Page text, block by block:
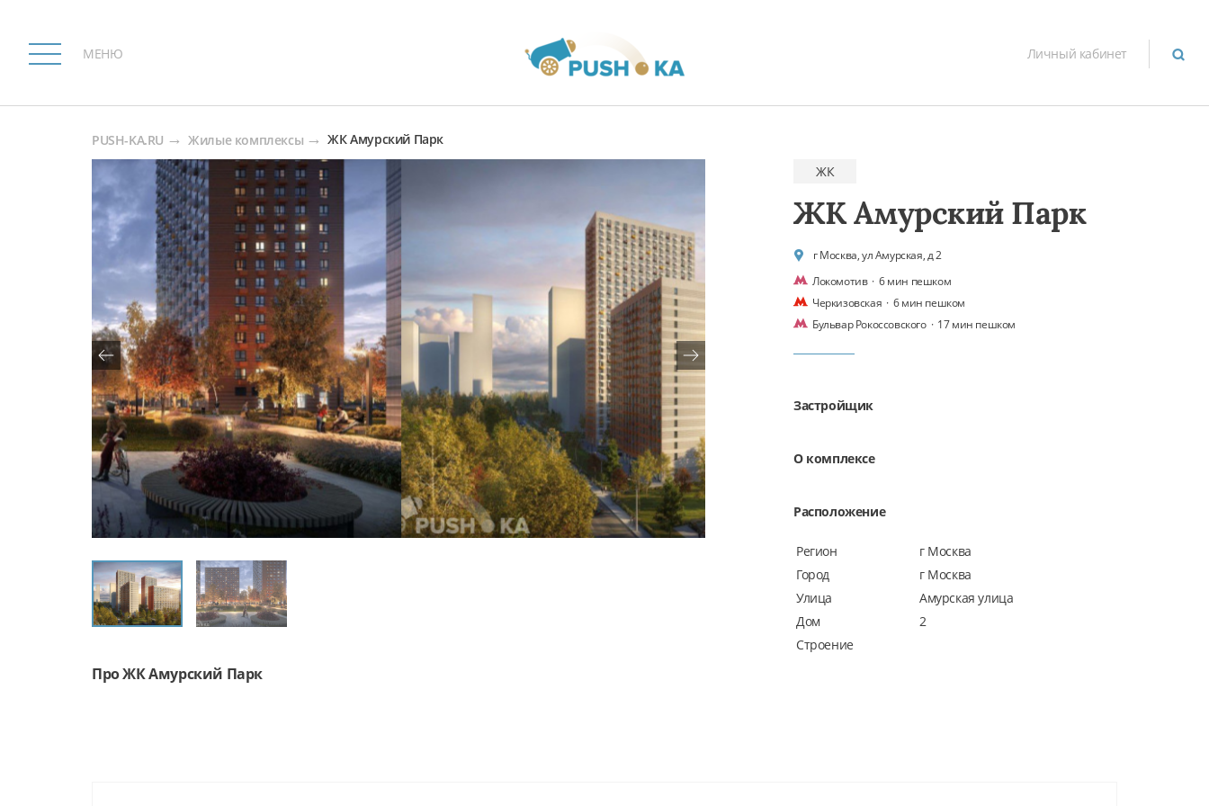
МЕНЮ Личный кабинет
PUSH-KA.RU Жилые комплексы ЖК Амурский Парк
Про ЖК Амурский Парк
ЖК
ЖК Амурский Парк
г Москва, ул Амурская, д 2
Локомотив · 6 мин пешком
Черкизовская · 6 мин пешком
Бульвар Рокоссовского · 17 мин пешком
Застройщик
О комплексе
Расположение
Регион
г Москва
Город
г Москва
Улица
Амурская улица
Дом
2
Строение